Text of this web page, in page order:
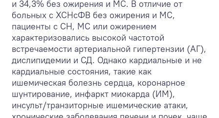
и 34,3% без ожирения и МС. В отличие от
больных с ХСНсФВ без ожирения и МС,
пациенты с СН, МС или ожирением
характеризовались высокой частотой
встречаемости артериальной гипертензии (АГ),
дислипидемии и СД. Однако кардиальные и не
кардиальные состояния, такие как
ишемическая болезнь сердца, коронарное
шунтирование, инфаркт миокарда (ИМ),
инсульт/транзиторные ишемические атаки,